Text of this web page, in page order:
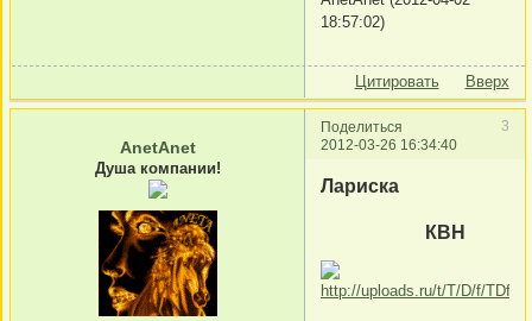
18:57:02)
Цитировать Вверх
Поделиться
3
2012-03-26 16:34:40
AnetAnet
Душа компании!
Лариска
КВН